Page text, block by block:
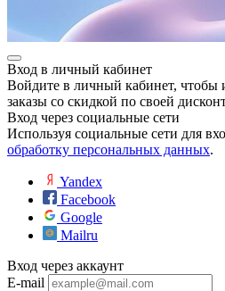
Вход в личный кабинет
Войдите в личный кабинет, чтобы
заказы со скидкой по своей
Вход через социальные сети
Используя социальные сети для
обработку персональных данных.
Yandex
Facebook
Google
Mailru
Вход через аккаунт
E-mail